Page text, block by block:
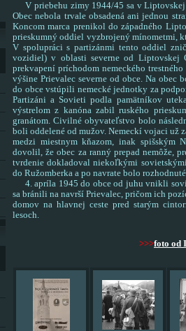
V priebehu zimy 1944/45 sa v Liptovskej
Obec nebola trvale obsadená ani jednou
Koncom marca prenikol do západného
prieskumný oddiel vyzbrojený mínometmi,
V spolupráci s partizánmi tento oddiel
vozidiel) v oblasti severne od Liptovskej
prekvapení príchodom nemeckého
výšine Prievalec severne od obce. Na obec
do obce vstúpili nemecké jednotky za
Partizáni a Sovieti podla pamätníkov
výstrelom z kanóna zabil ruského
granátom. Civilné obyvateľstvo bolo
boli oddelené od mužov. Nemeckí vojaci už
medzi miestnym kňazom, inak spišským
dovolil, že obec za ranný prepad nemôže,
tvrdenie dokladoval niekoľkými
do Ružomberka a po navrate bolo
4. apríla 1945 do obce od juhu vnikli
sa bránili na navrší Prievalec, pričom ich
domov na hlavnej ceste pred starým
lesoch.
>>>foto od